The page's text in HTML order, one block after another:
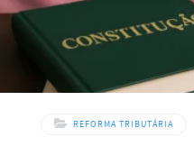
REFORMA TRIBUTÁRIA